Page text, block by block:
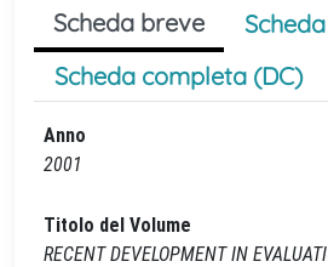
Scheda breve
Scheda completa (DC)
Anno
2001
Titolo del Volume
RECENT DEVELOPMENT IN